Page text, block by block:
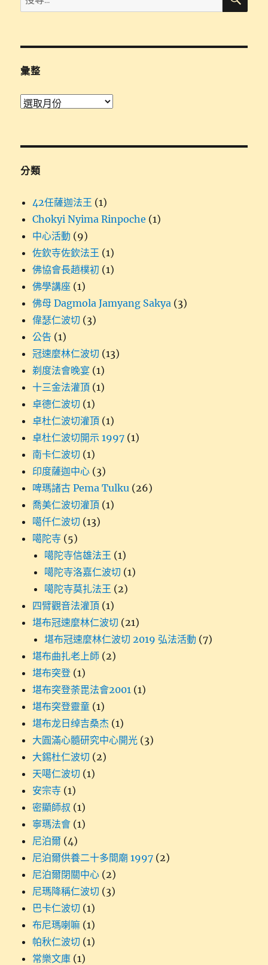
尋
鍵
彙整
彙
分類
42任薩迦法王 (1)
Chokyi Nyima Rinpoche (1)
中心活動 (9)
佐欽寺佐欽法王 (1)
佛協會長趙樸初 (1)
佛學講座 (1)
佛母 Dagmola Jamyang Sakya (3)
偉瑟仁波切 (3)
公告 (1)
冠速麼林仁波切 (13)
剃度法會晚宴 (1)
十三金法灌頂 (1)
卓德仁波切 (1)
卓杜仁波切灌頂 (1)
卓杜仁波切開示 1997 (1)
南卡仁波切 (1)
印度薩迦中心 (3)
啤瑪諸古 Pema Tulku (26)
喬美仁波切灌頂 (1)
噶仟仁波切 (13)
噶陀寺 (5)
噶陀寺信雄法王 (1)
噶陀寺洛嘉仁波切 (1)
噶陀寺莫扎法王 (2)
四臂觀音法灌頂 (1)
堪布冠速麼林仁波切 (21)
堪布冠速麼林仁波切 2019 弘法活動 (7)
堪布曲扎老上師 (2)
堪布突登 (1)
堪布突登荼毘法會2001 (1)
堪布突登靈童 (1)
堪布龙日绰吉桑杰 (1)
大圓滿心髓研究中心開光 (3)
大錫杜仁波切 (2)
天噶仁波切 (1)
安宗寺 (1)
密顯師叔 (1)
寧瑪法會 (1)
尼泊爾 (4)
尼泊爾供養二十多間廟 1997 (2)
尼泊爾閉關中心 (2)
尼瑪降稱仁波切 (3)
巴卡仁波切 (1)
布尼瑪喇嘛 (1)
帕秋仁波切 (1)
常樂文庫 (1)